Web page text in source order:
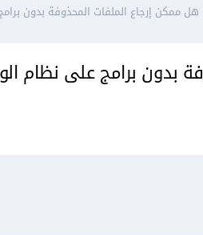
هل ممكن إرجاع الملفات المحذوفة بدون برامج
برامج على نظام